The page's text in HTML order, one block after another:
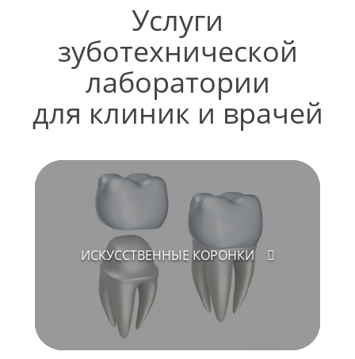
Услуги
зуботехнической
лаборатории
для клиник и врачей
ИСКУССТВЕННЫЕ КОРОНКИ